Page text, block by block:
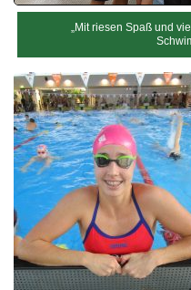
„Mit riesen Spaß und